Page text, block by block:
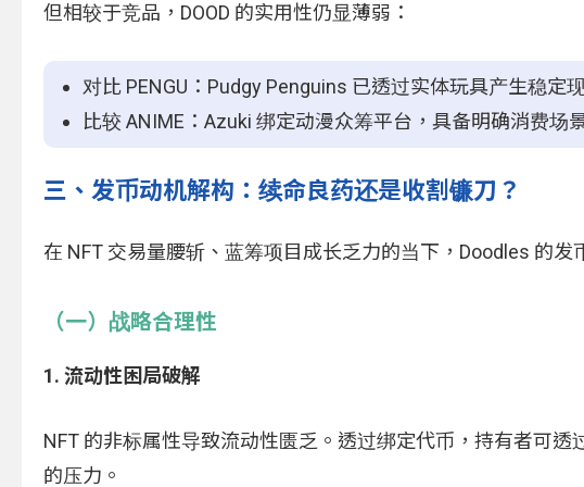
但相较于竞品，DOOD 的实用性仍显薄弱：
对比 PENGU：Pudgy Penguins 已透过实体玩具产生稳定
比较 ANIME：Azuki 绑定动漫众筹平台，具备明确消费场
三、发币动机解构：续命良药还是收割镰刀？
在 NFT 交易量腰斩、蓝筹项目成长乏力的当下，Doodles 的发
（一）战略合理性
1. 流动性困局破解
NFT 的非标属性导致流动性匮乏。透过绑定代币，持有者可
的压力。